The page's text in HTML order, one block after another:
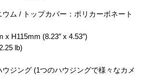
ム / トップカバー：ポリカーボネート
H115mm (8.23″ x 4.53″)
lb)
ジング (1つのハウジングで様々なカメ